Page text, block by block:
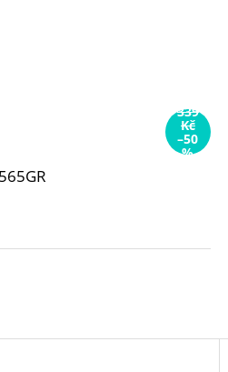
339
Kč
–50
%